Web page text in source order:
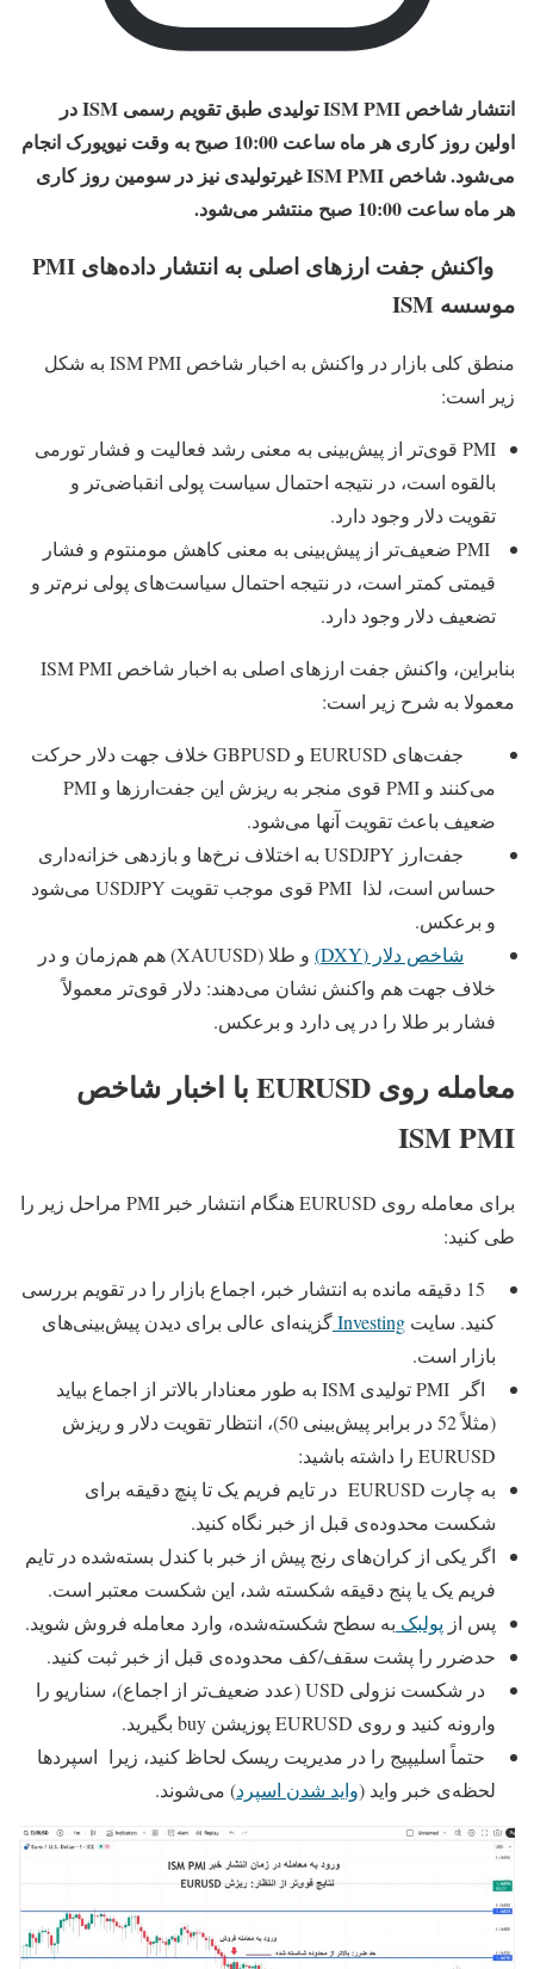
انتشار شاخص ISM PMI تولیدی طبق تقویم رسمی ISM در
اولین روز کاری هر ماه ساعت 10:00 صبح به‌ وقت نیویورک انجام
می‌شود. شاخص ISM PMI غیرتولیدی نیز در سومین روز کاری
هر ماه ساعت 10:00 صبح منتشر می‌شود.
واکنش جفت‌ ارزهای اصلی به انتشار داده‌های PMI
موسسه ISM
منطق کلی بازار در واکنش به اخبار شاخص ISM PMI به شکل
زیر است:
PMI قوی‌تر از پیش‌بینی به معنی رشد فعالیت و فشار تورمی
بالقوه است، در نتیجه احتمال سیاست پولی انقباضی‌تر و
تقویت دلار وجود دارد.
PMI ضعیف‌تر از پیش‌بینی به معنی کاهش مومنتوم و فشار
قیمتی کمتر است، در نتیجه احتمال سیاست‌های پولی نرم‌تر و
تضعیف دلار وجود دارد.
بنابراین، واکنش جفت‌ ارزهای اصلی به اخبار شاخص ISM PMI
معمولا به شرح زیر است:
جفت‌های EURUSD و GBPUSD خلاف جهت دلار حرکت
می‌کنند و PMI قوی منجر به ریزش این جفت‌ارزها و PMI
ضعیف باعث تقویت آنها می‌شود.
جفت‌ارز USDJPY به اختلاف نرخ‌ها و بازدهی خزانه‌داری
حساس است، لذا PMI قوی موجب تقویت USDJPY می‌شود
و برعکس.
شاخص دلار (DXY)
و طلا (XAUUSD) هم هم‌زمان و در
خلاف جهت هم واکنش نشان می‌دهند: دلار قوی‌تر معمولاً
فشار بر طلا را در پی دارد و برعکس.
معامله روی EURUSD با اخبار شاخص
ISM PMI
برای معامله روی EURUSD هنگام انتشار خبر PMI مراحل زیر را
طی کنید:
15 دقیقه مانده به انتشار خبر، اجماع بازار را در تقویم بررسی
کنید. سایت Investingگزینه‌ای عالی برای دیدن پیش‌بینی‌های
بازار است.
اگر PMI تولیدی ISM به‌ طور معنادار بالاتر از اجماع بیاید
(مثلاً 52 در برابر پیش‌بینی 50)، انتظار تقویت دلار و ریزش
EURUSD را داشته باشید:
به چارت EURUSD در تایم‌ فریم یک تا پنچ دقیقه برای
شکست محدوده‌ی قبل از خبر نگاه کنید.
اگر یکی از کران‌های رنج پیش‌ از خبر با کندل بسته‌شده در تایم‌
فریم یک یا پنج دقیقه شکسته شد، این شکست معتبر است.
پس از پولبک به سطح شکسته‌شده، وارد معامله فروش شوید.
حدضرر را پشت سقف/کف محدوده‌ی قبل از خبر ثبت کنید.
در شکست نزولی USD (عدد ضعیف‌تر از اجماع)، سناریو را
وارونه کنید و روی EURUSD پوزیشن buy بگیرید.
حتماً اسلیپیج را در مدیریت ریسک لحاظ کنید، زیرا اسپردها
لحظه‌ی خبر واید (واید شدن اسپرد) می‌شوند.